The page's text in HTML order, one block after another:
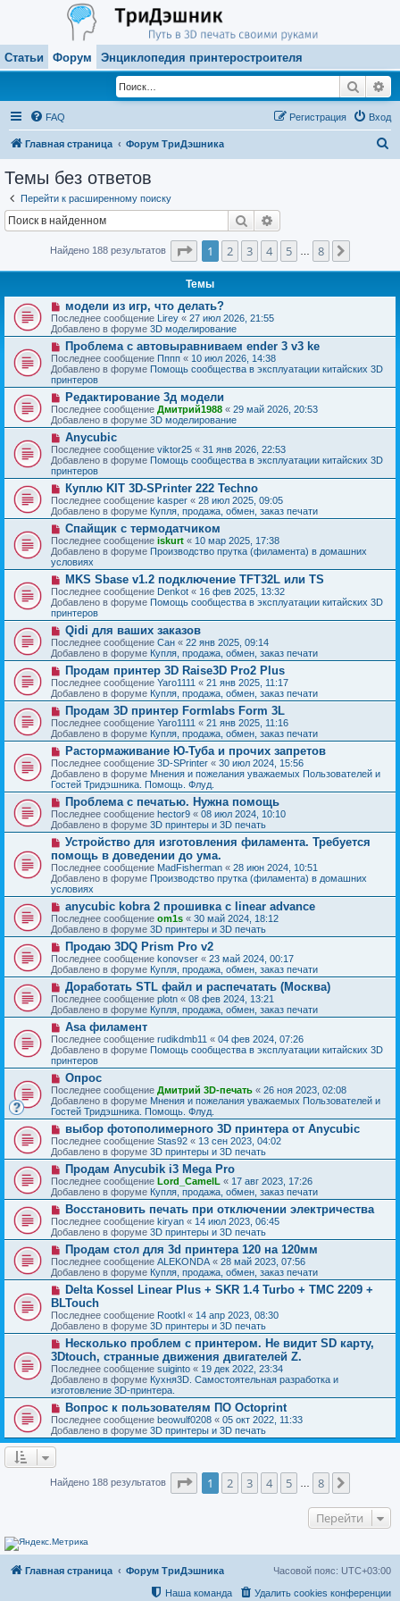
Статьи Форум Энциклопедия принтеростроителя
Поиск
FAQ Вход
Регистрация
Главная страница Форум ТриДэшника
Темы без ответов
Перейти к расширенному поиску
Поиск
Найдено 188 результатов Страница1 из
1 2 3 4 5 8
Темы
Н
о
в
о
с
о
о
б
щ
е
н
и
е
модели из игр, что делать?
Последнее сообщение Lirey « 27 июл 2026, 21:55
Добавлено в форуме 3D моделирование
Н
о
в
о
е
о
о
б
щ
е
н
и
е
Проблема с автовыравниваем ender 3 v3 ke
Последнее сообщение Пппп « 10 июл 2026, 14:38
Добавлено в форуме Помощь сообщества в эксплуатации китайских 3D
принтеров
Н
о
в
о
е
с
о
о
б
щ
е
н
и
е
Редактирование 3д модели
Последнее сообщение Дмитрий1988 « 29 май 2026, 20:53
Добавлено в форуме 3D моделирование
Н
о
в
о
е
о
о
б
щ
е
н
и
е
Anycubic
Последнее сообщение viktor25 « 31 янв 2026, 22:53
Добавлено в форуме Помощь сообщества в эксплуатации китайских 3D
принтеров
Н
о
в
о
е
с
о
о
б
щ
е
н
и
е
Куплю KIT 3D-SPrinter 222 Techno
Последнее сообщение kasper « 28 июл 2025, 09:05
Добавлено в форуме Купля, продажа, обмен, заказ печати
Н
о
в
о
е
о
о
б
щ
е
н
и
е
Спайщик с термодатчиком
Последнее сообщение iskurt « 10 мар 2025, 17:38
Добавлено в форуме Производство прутка (филамента) в домашних
условиях
Н
о
в
о
е
с
о
о
б
щ
е
н
и
е
MKS Sbase v1.2 подключение TFT32L или TS
Последнее сообщение Denkot « 16 фев 2025, 13:32
Добавлено в форуме Помощь сообщества в эксплуатации китайских 3D
принтеров
Н
о
в
о
с
о
о
б
щ
е
н
и
е
Qidi для ваших заказов
Последнее сообщение Сан « 22 янв 2025, 09:14
Добавлено в форуме Купля, продажа, обмен, заказ печати
Н
о
в
о
с
о
о
б
щ
е
н
и
е
Продам принтер 3D Raise3D Pro2 Plus
Последнее сообщение Yaro1111 « 21 янв 2025, 11:17
Добавлено в форуме Купля, продажа, обмен, заказ печати
Н
о
в
о
с
о
о
б
щ
е
н
и
е
Продам 3D принтер Formlabs Form 3L
Последнее сообщение Yaro1111 « 21 янв 2025, 11:16
Добавлено в форуме Купля, продажа, обмен, заказ печати
Н
о
в
о
е
о
о
б
щ
е
н
и
е
Растормаживание Ю-Туба и прочих запретов
Последнее сообщение 3D-SPrinter « 30 июл 2024, 15:56
Добавлено в форуме Мнения и пожелания уважаемых Пользователей и
Гостей Тридэшника. Помощь. Флуд.
Н
о
в
о
е
с
о
о
б
щ
е
н
и
е
Проблема с печатью. Нужна помощь
Последнее сообщение hector9 « 08 июл 2024, 10:10
Добавлено в форуме 3D принтеры и 3D печать
Н
в
о
е
с
о
о
б
щ
н
и
е
Устройство для изготовления филамента. Требуется
помощь в доведении до ума.
Последнее сообщение MadFisherman « 28 июн 2024, 10:51
Добавлено в форуме Производство прутка (филамента) в домашних
условиях
Н
о
в
о
с
о
о
б
щ
е
и
е
anycubic kobra 2 прошивка с linear advance
Последнее сообщение om1s « 30 май 2024, 18:12
Добавлено в форуме 3D принтеры и 3D печать
Н
о
в
о
е
с
о
о
б
щ
е
н
и
е
Продаю 3DQ Prism Pro v2
Последнее сообщение konovser « 23 май 2024, 00:17
Добавлено в форуме Купля, продажа, обмен, заказ печати
Н
о
в
о
е
с
о
о
б
щ
е
н
и
Доработать STL файл и распечатать (Москва)
Последнее сообщение plotn « 08 фев 2024, 13:21
Добавлено в форуме Купля, продажа, обмен, заказ печати
Н
о
в
о
е
с
о
о
б
щ
е
н
и
е
Asa филамент
Последнее сообщение rudikdmb11 « 04 фев 2024, 07:26
Добавлено в форуме Помощь сообщества в эксплуатации китайских 3D
принтеров
Н
о
в
о
е
с
о
о
б
щ
е
н
и
е
Опрос
Последнее сообщение Дмитрий 3D-печать « 26 ноя 2023, 02:08
Добавлено в форуме Мнения и пожелания уважаемых Пользователей и
Гостей Тридэшника. Помощь. Флуд.
Н
о
в
о
с
о
о
б
щ
е
н
и
е
выбор фотополимерного 3D принтера от Anycubic
Последнее сообщение Stas92 « 13 сен 2023, 04:02
Добавлено в форуме 3D принтеры и 3D печать
Н
о
в
о
с
о
о
б
щ
е
н
и
е
Продам Anycubik i3 Mega Pro
Последнее сообщение Lord_CamelL « 17 авг 2023, 17:26
Добавлено в форуме Купля, продажа, обмен, заказ печати
Н
о
в
о
с
о
о
б
щ
е
н
и
е
Восстановить печать при отключении электричества
Последнее сообщение kiryan « 14 июл 2023, 06:45
Добавлено в форуме 3D принтеры и 3D печать
Н
о
в
о
с
о
о
б
щ
е
н
и
е
Продам стол для 3d принтера 120 на 120мм
Последнее сообщение ALEKONDA « 28 май 2023, 07:56
Добавлено в форуме Купля, продажа, обмен, заказ печати
Н
о
в
о
е
с
о
о
б
щ
е
н
и
е
Delta Kossel Linear Plus + SKR 1.4 Turbo + TMC 2209 +
BLTouch
Последнее сообщение Rootkl « 14 апр 2023, 08:30
Добавлено в форуме 3D принтеры и 3D печать
Н
о
в
о
е
с
о
о
б
щ
е
Несколько проблем с принтером. Не видит SD карту,
3Dtouch, странные движения двигателей Z.
Последнее сообщение suiginto « 19 дек 2022, 23:34
Добавлено в форуме Кухня3D. Самостоятельная разработка и
изготовление 3D-принтера.
Н
о
в
о
о
е
Вопрос к пользователям ПО Octoprint
Последнее сообщение beowulf0208 « 05 окт 2022, 11:33
Добавлено в форуме 3D принтеры и 3D печать
Найдено 188 результатов Страница1 из
1 2 3 4 5 8
Перейти
Главная страница Форум ТриДэшника Часовой пояс: UTC+03:00
Удалить cookies конференции
Наша команда